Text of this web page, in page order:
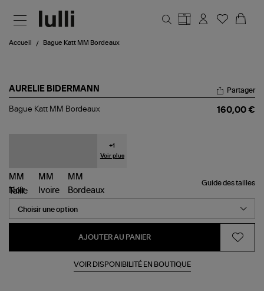
Accueil Bague Katt MM Bordeaux
AURELIE BIDERMANN
Bague
Partager
Bague Katt MM Bordeaux 160,00 €
+1
Voir plus
Guide des tailles
Taille
AJOUTER AU PANIER
VOIR DISPONIBILITÉ EN BOUTIQUE